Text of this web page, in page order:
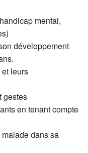
mental,
développement
leurs
gestes
en tenant compte
dans sa